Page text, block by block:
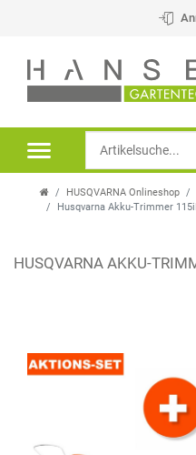
HUSQVARNA Onlineshop
Husqvarna Akku-Trimmer
HUSQVARNA AKKU-